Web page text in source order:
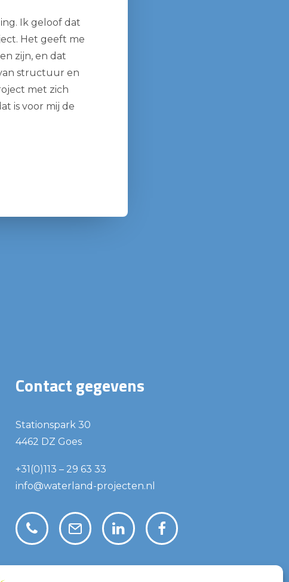
Ik geloof dat
Het geeft me
zijn, en dat
structuur en
met zich
is voor mij de
Contact gegevens
Stationspark 30
4462 DZ Goes
+31(0)113 – 29 63 33
info@waterland-projecten.nl